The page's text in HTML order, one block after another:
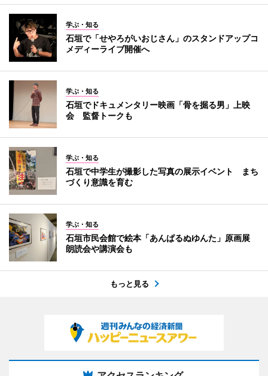
学ぶ・知る
石垣で「せやろがいおじさん」のスタンドアップコ
メディーライブ開催へ
学ぶ・知る
石垣でドキュメンタリー映画「骨を掘る男」上映
会 監督トークも
学ぶ・知る
石垣で中学生が撮影した写真の展示イベント まち
づくり意識を育む
学ぶ・知る
石垣市民会館で絵本「あんぱるぬゆんた」原画展
朗読会や講演会も
もっと見る